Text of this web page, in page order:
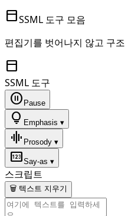
toolbarSSML 도구 모음
편집기를 벗어나지 않고 구
toolbar
SSML 도구
pause_circle Pause
lightbulb Emphasis ▾
graphic_eq Prosody ▾
pinSay-as ▾
스크립트
🗑 텍스트 지우기